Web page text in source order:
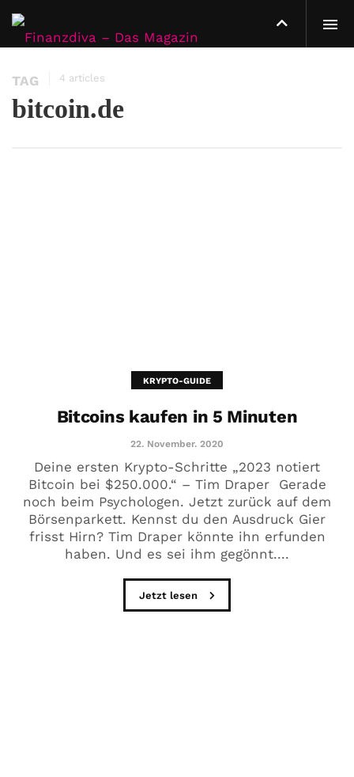
TAG 4 articles
bitcoin.de
KRYPTO-GUIDE
Bitcoins kaufen in 5 Minuten
22. November. 2020
Deine ersten Krypto-Schritte „2023 notiert
Bitcoin bei $250.000.“ – Tim Draper Gerade
noch beim Psychologen. Jetzt zurück auf dem
Börsenparkett. Kennst du den Ausdruck Gier
frisst Hirn? Tim Draper könnte ihn erfunden
haben. Und es sei ihm gegönnt....
Jetzt lesen